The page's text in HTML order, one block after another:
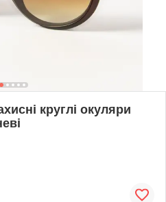
круглі окуляри